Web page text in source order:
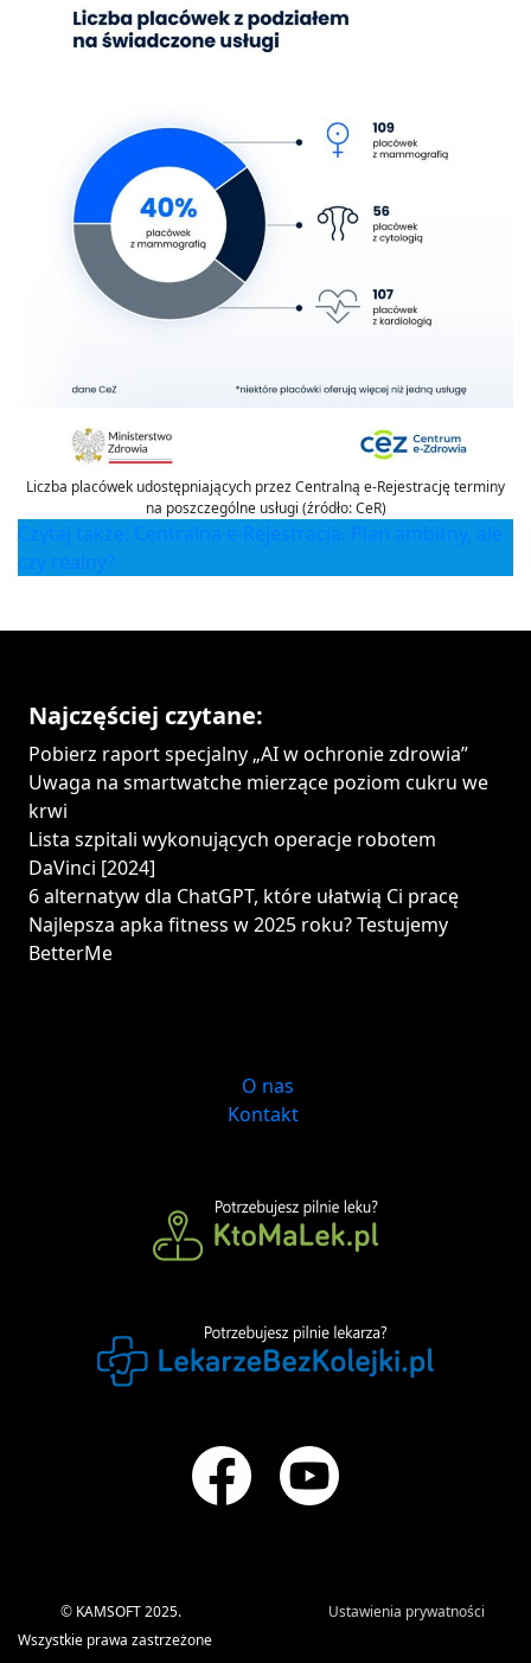
Liczba placówek udostępniających przez Centralną e-Rejestrację terminy
na poszczególne usługi (źródło: CeR)
Czytaj także: Centralna e-Rejestrac ja. Plan ambitny, ale
czy realny?
Najczęściej czytane:
Pobierz raport specjalny „AI w ochronie zdrowia”
Uwaga na smartwatche mierzące poziom cukru we
krwi
Lista szpitali wykonujących operacje robotem
DaVinci [2024]
6 alternatyw dla ChatGPT, które ułatwią Ci pracę
Najlepsza apka fitness w 2025 roku? Testujemy
BetterMe
O nas
Kontakt
© KAMSOFT 2025.
Wszystkie prawa zastrzeżone
Ustawienia prywatności